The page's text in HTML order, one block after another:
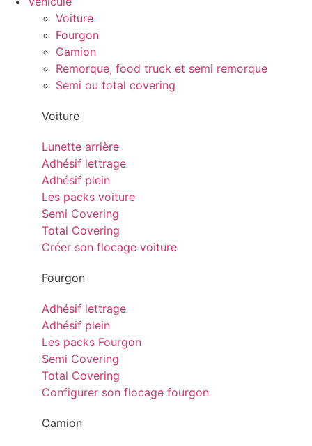
Voiture
Fourgon
Camion
Remorque, food truck et semi remorque
Semi ou total covering
Voiture
Lunette arrière
Adhésif lettrage
Adhésif plein
Les packs voiture
Semi Covering
Total Covering
Créer son flocage voiture
Fourgon
Adhésif lettrage
Adhésif plein
Les packs Fourgon
Semi Covering
Total Covering
Configurer son flocage fourgon
Camion